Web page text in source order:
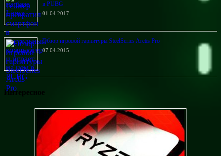
в PUBG
01.04.2017
Обзор игровой гарнитуры SteelSeries Arctis Pro
07.04.2015
Интересное